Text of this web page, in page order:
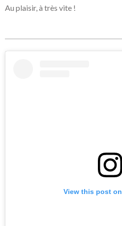
Au plaisir, à très vite !
View this post